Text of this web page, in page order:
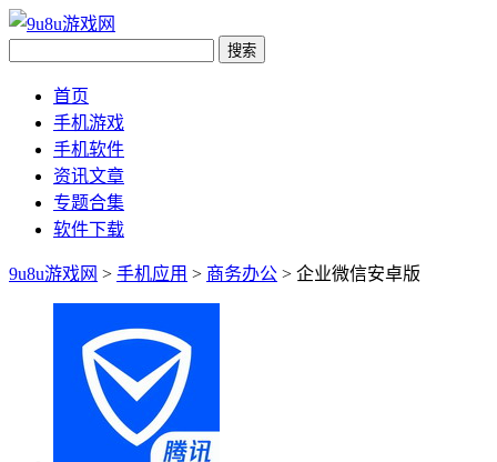
首页
手机游戏
手机软件
资讯文章
专题合集
软件下载
9u8u游戏网 > 手机应用 > 商务办公 > 企业微信安卓版